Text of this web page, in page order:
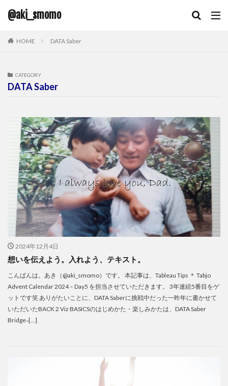
@aki_smomo
HOME DATA Saber
CATEGORY
DATA Saber
2024年12月4日
想いを伝えよう。入れよう、テキスト。
こんばんは。あき（@aki_smomo）です。 本記事は、Tableau Tips ＊ Tabjo
Advent Calendar 2024 – Day5 を担当させていただきます。 3年連続5番目をゲ
ットです笑 ありがたいことに、DATA Saberに挑戦中だった一昨年に書かせて
いただいたBACK 2 Viz BASICSのはじめかた・楽しみかたは、DATA Saber
Bridge ̵ […]